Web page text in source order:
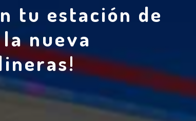
tu estación de
nueva